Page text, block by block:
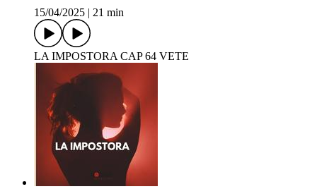
15/04/2025
21 min
LA IMPOSTORA CAP 64 VETE